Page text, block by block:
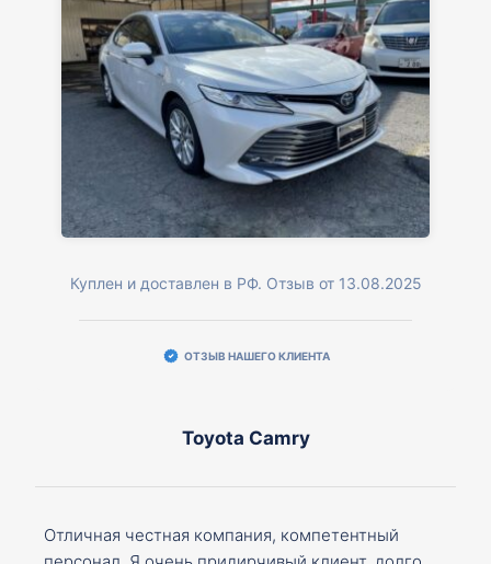
Куплен и доставлен в РФ. Отзыв от 13.08.2025
ОТЗЫВ НАШЕГО КЛИЕНТА
Toyota Camry
Отличная честная компания, компетентный